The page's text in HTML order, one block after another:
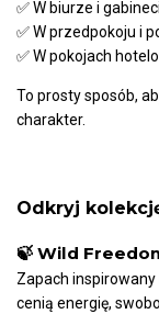
✅W biurze i
✅W przedpokoju i
✅W pokojach
To prosty sposób,
charakter.
Odkryj
🍃 Wild
Zapach
cenią energię,